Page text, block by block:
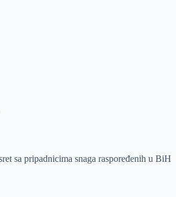
sa pripadnicima snaga raspoređenih u BiH